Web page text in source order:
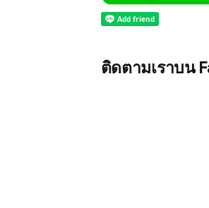
ติดตามเราบน